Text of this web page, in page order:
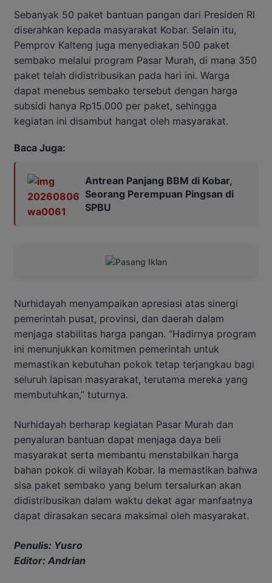
Sebanyak 50 paket bantuan pangan dari Presiden RI
diserahkan kepada masyarakat Kobar. Selain itu,
Pemprov Kalteng juga menyediakan 500 paket
sembako melalui program Pasar Murah, di mana 350
paket telah didistribusikan pada hari ini. Warga
dapat menebus sembako tersebut dengan harga
subsidi hanya Rp15.000 per paket, sehingga
kegiatan ini disambut hangat oleh masyarakat.
Baca Juga:
Antrean Panjang BBM di Kobar,
Seorang Perempuan Pingsan di
SPBU
Nurhidayah menyampaikan apresiasi atas sinergi
pemerintah pusat, provinsi, dan daerah dalam
menjaga stabilitas harga pangan. “Hadirnya program
ini menunjukkan komitmen pemerintah untuk
memastikan kebutuhan pokok tetap terjangkau bagi
seluruh lapisan masyarakat, terutama mereka yang
membutuhkan,” tuturnya.
Nurhidayah berharap kegiatan Pasar Murah dan
penyaluran bantuan dapat menjaga daya beli
masyarakat serta membantu menstabilkan harga
bahan pokok di wilayah Kobar. Ia memastikan bahwa
sisa paket sembako yang belum tersalurkan akan
didistribusikan dalam waktu dekat agar manfaatnya
dapat dirasakan secara maksimal oleh masyarakat.
Penulis: Yusro
Editor: Andrian